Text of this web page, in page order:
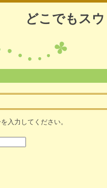
どこでもス
入力してください。